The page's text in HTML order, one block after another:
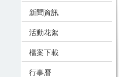
新聞資訊
活動花絮
檔案下載
行事曆